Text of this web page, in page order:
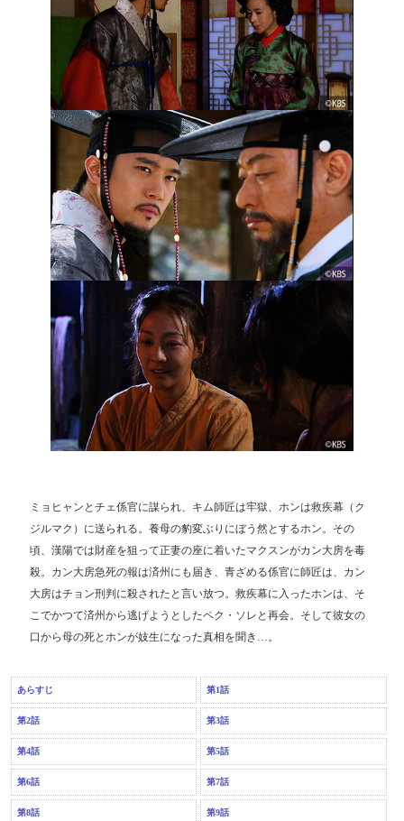
ミョヒャンとチェ係官に謀られ、キム師匠は牢獄、ホンは救疾幕（ク
ジルマク）に送られる。養母の豹変ぶりにぼう然とするホン。その
頃、漢陽では財産を狙って正妻の座に着いたマクスンがカン大房を毒
殺。カン大房急死の報は済州にも届き、青ざめる係官に師匠は、カン
大房はチョン刑判に殺されたと言い放つ。救疾幕に入ったホンは、そ
こでかつて済州から逃げようとしたペク・ソレと再会。そして彼女の
口から母の死とホンが妓生になった真相を聞き…。
あらすじ 第1話
第2話 第3話
第4話 第5話
第6話 第7話
第8話 第9話